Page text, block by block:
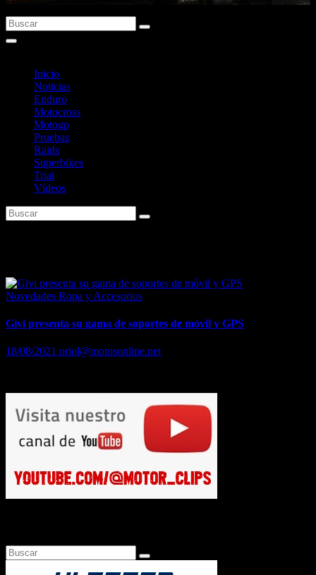
Inicio
Noticias
Enduro
Motocross
Motogp
Pruebas
Raids
Superbikes
Trial
Vídeos
Novedades Ropa y Accesorios
Givi presenta su gama de soportes de móvil y GPS
18/08/2021 oriol@motosonline.net